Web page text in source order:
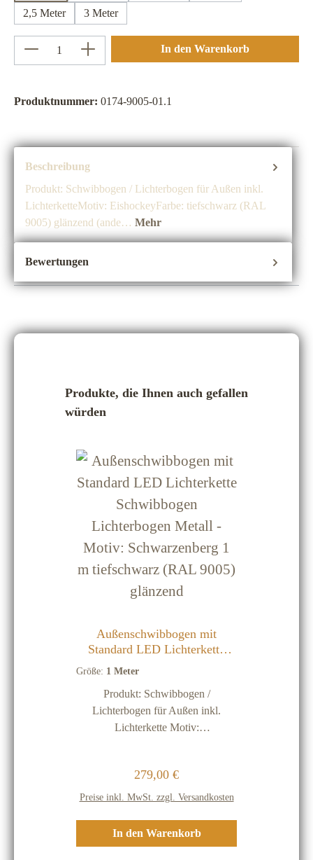
2,5 Meter
3 Meter
Produkt Anzahl: Gib den gewünschten Wert
In den Warenkorb
Produktnummer: 0174-9005-01.1
Beschreibung
Produkt: Schwibbogen / Lichterbogen für Außen inkl.
LichterketteMotiv: EishockeyFarbe: tiefschwarz (RAL
9005) glänzend (ande… Mehr
Bewertungen
Produktgalerie überspringen
Produkte, die Ihnen auch gefallen
würden
Außenschwibbogen mit
Standard LED Lichterkette
Schwibbogen Lichterbogen
1 m tiefschwarz (RAL 9005)
glänzend
Größe: 1 Meter
Produkt: Schwibbogen /
Lichterbogen für Außen inkl.
Lichterkette Motiv:
Farben sind gerne auf Anfrage
möglich)Größe: ca. 1000 x 450
mmVersandkosten: kostenfrei (im
Verkaufspreis sind 9,90 Euro
Regulärer Preis:
279,00 €
Preise inkl. MwSt. zzgl. Versandkosten
In den Warenkorb